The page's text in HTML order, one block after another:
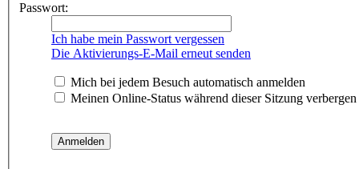
Passwort:
Ich habe mein Passwort vergessen
Die Aktivierungs-E-Mail erneut senden
Mich bei jedem Besuch automatisch anmelden
Meinen Online-Status während dieser Sitzung verbergen